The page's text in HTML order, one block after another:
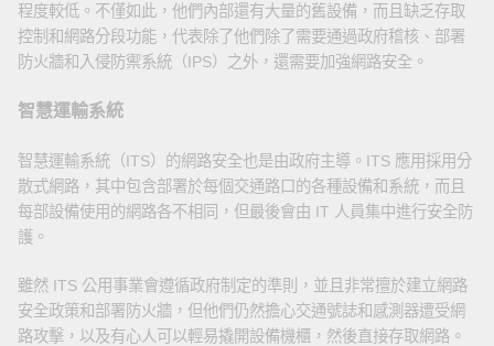
程度較低。不僅如此，他們內部還有大量的舊設備，而且缺乏存取
控制和網路分段功能，代表除了他們除了需要通過政府稽核、部署
防火牆和入侵防禦系統（IPS）之外，還需要加強網路安全。
智慧運輸系統
智慧運輸系統（ITS）的網路安全也是由政府主導。ITS 應用採用分
散式網路，其中包含部署於每個交通路口的各種設備和系統，而且
每部設備使用的網路各不相同，但最後會由 IT 人員集中進行安全防
護。
雖然 ITS 公用事業會遵循政府制定的準則，並且非常擅於建立網路
安全政策和部署防火牆，但他們仍然擔心交通號誌和感測器遭受網
路攻擊，以及有心人可以輕易撬開設備機櫃，然後直接存取網路。